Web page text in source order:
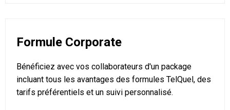
Formule Corporate
Bénéficiez avec vos collaborateurs d'un package
incluant tous les avantages des formules TelQuel, des
tarifs préférentiels et un suivi personnalisé.